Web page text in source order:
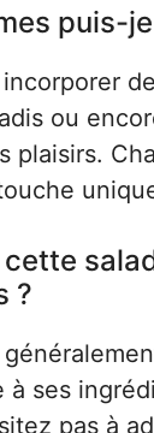
puis-
ou
plaisirs.
?
à ses
pas à